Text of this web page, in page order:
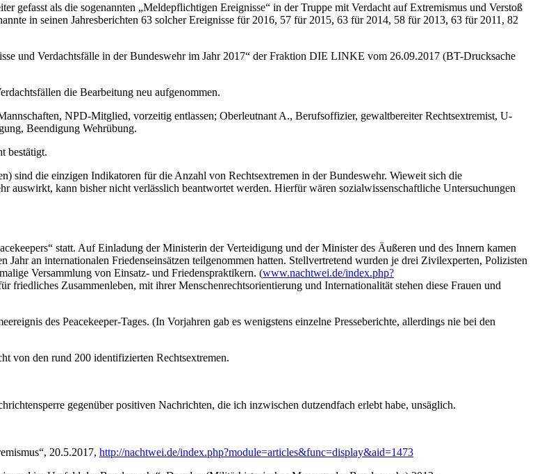
als die sogenannten „Meldepflichtigen Ereignisse“ in der Truppe mit Verdacht auf Extremismus und Verstoß
in seinen Jahresberichten 63 solcher Ereignisse für 2016, 57 für 2015, 63 für 2014, 58 für 2013, 63 für 2011, 82
und Verdachtsfälle in der Bundeswehr im Jahr 2017“ der Fraktion DIE LINKE vom 26.09.2017 (BT-Drucksache
die Bearbeitung neu aufgenommen.
NPD-Mitglied, vorzeitig entlassen; Oberleutnant A., Berufsoffizier, gewaltbereiter Rechtsextremist, U-
Beendigung Wehrübung.
bestätigt.
sind die einzigen Indikatoren für die Anzahl von Rechtsextremen in der Bundeswehr. Wieweit sich die
auswirkt, kann bisher nicht verlässlich beantwortet werden. Hierfür wären sozialwissenschaftliche Untersuchungen
statt. Auf Einladung der Ministerin der Verteidigung und der Minister des Äußeren und des Innern kamen
an internationalen Friedenseinsätzen teilgenommen hatten. Stellvertretend wurden je drei Zivilexperten, Polizisten
Versammlung von Einsatz- und Friedenspraktikern. (www.nachtwei.de/index.php?
friedliches Zusammenleben, mit ihrer Menschenrechtsorientierung und Internationalität stehen diese Frauen und
des Peacekeeper-Tages. (In Vorjahren gab es wenigstens einzelne Presseberichte, allerdings nie bei den
von den rund 200 identifizierten Rechtsextremen.
gegenüber positiven Nachrichten, die ich inzwischen dutzendfach erlebt habe, unsäglich.
20.5.2017, http://nachtwei.de/index.php?module=articles&func=display&aid=1473